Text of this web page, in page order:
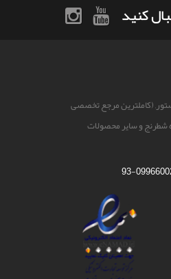
کنید
(کاملترین مرجع تخصصی
و سایر محصولات